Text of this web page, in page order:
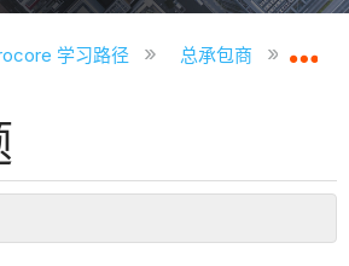
全局层次
学习路径 总承包商